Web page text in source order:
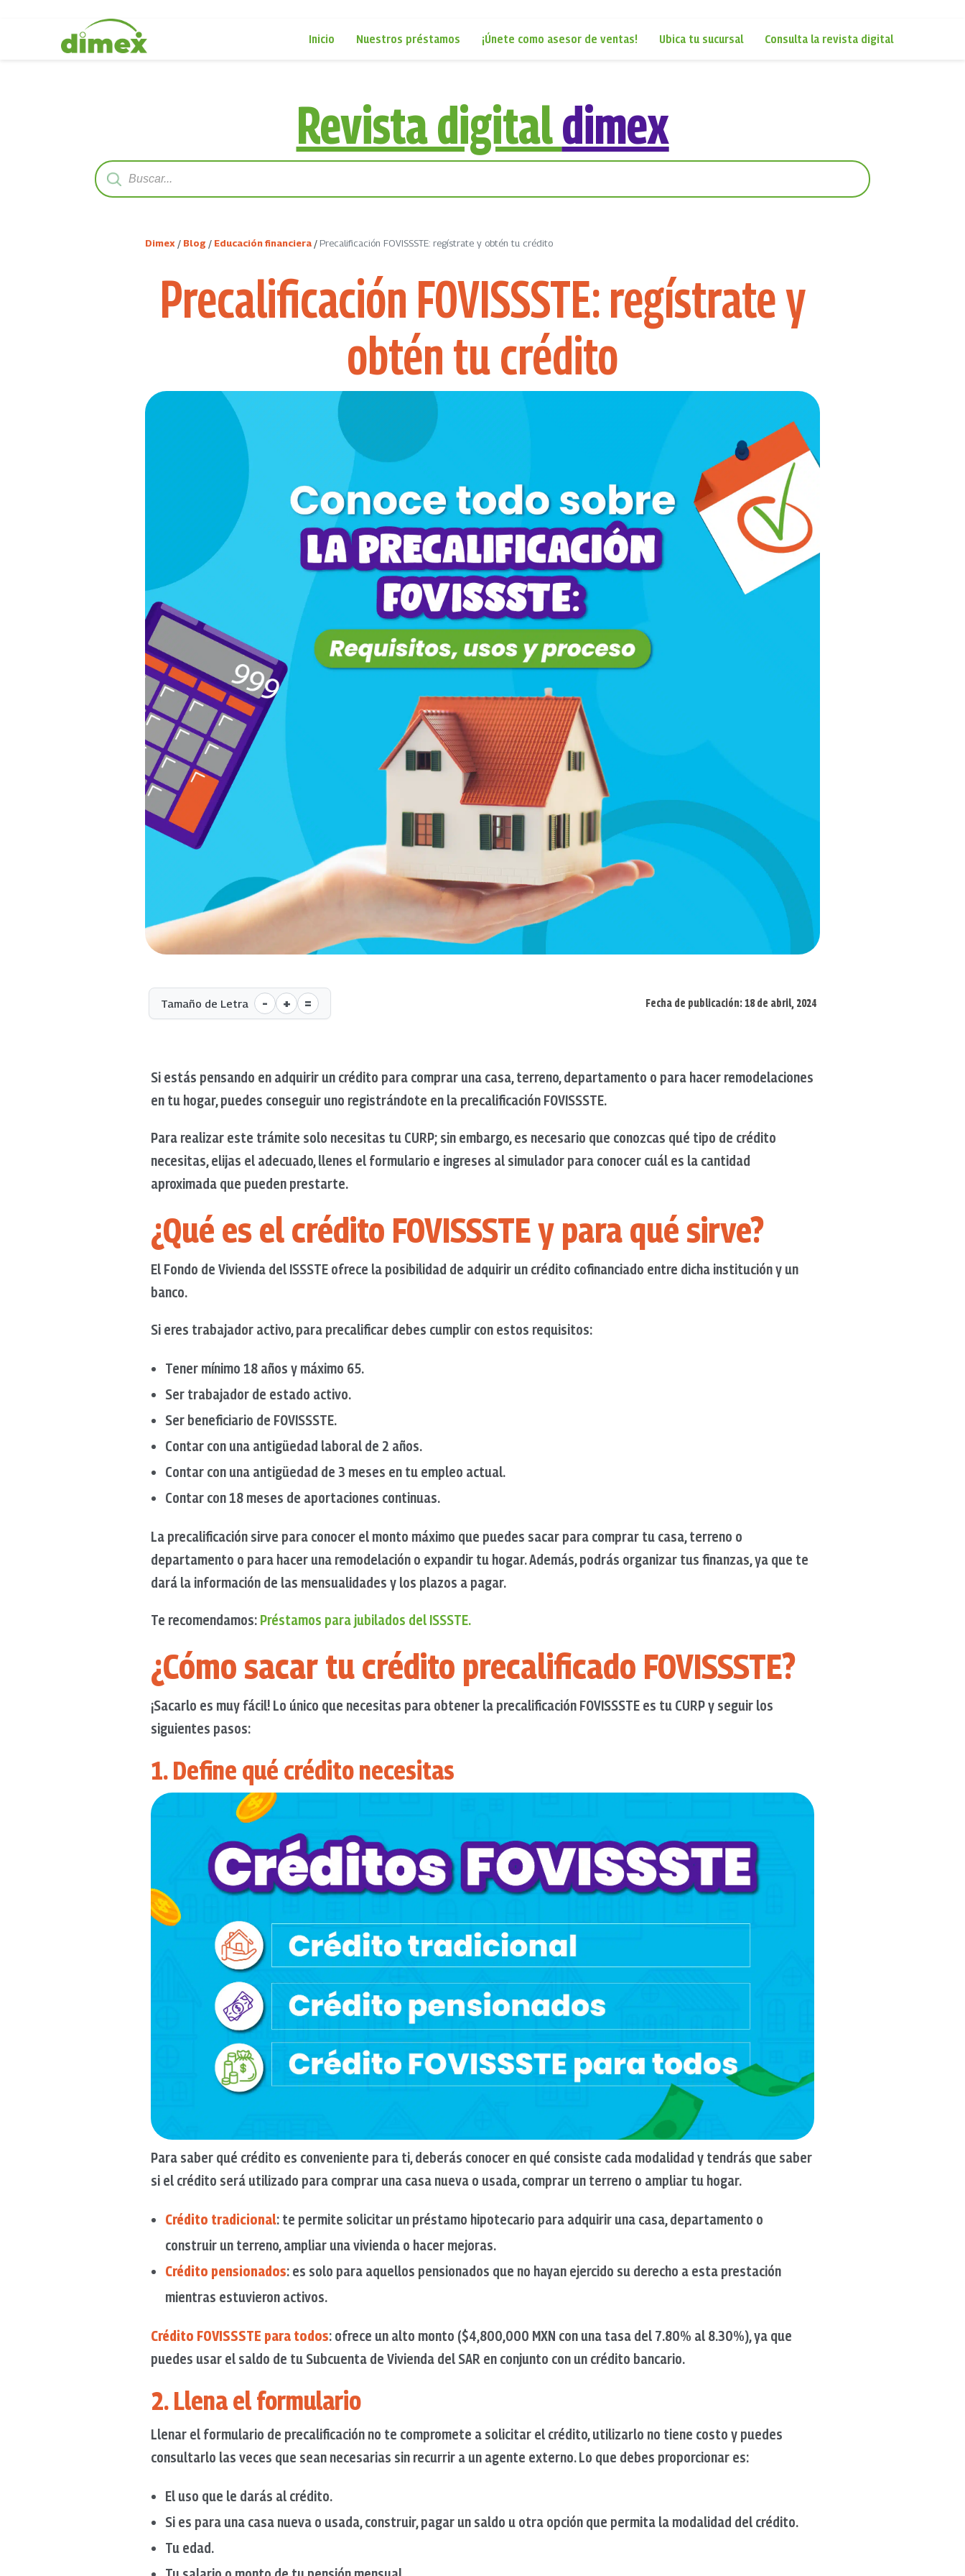
Inicio Nuestros préstamos ¡Únete como asesor de ventas! Ubica tu sucursal Consulta la revista digital
Revista digitaldimex
Dimex / Blog / Educación financiera / Precalificación FOVISSSTE: regístrate y obtén tu crédito
Precalificación FOVISSSTE: regístrate y
obtén tu crédito
Tamaño de Letra - + = Fecha de publicación: 18 de abril, 2024
Si estás pensando en adquirir un crédito para comprar una casa, terreno, departamento o para hacer remodelaciones
en tu hogar, puedes conseguir uno registrándote en la precalificación FOVISSSTE.
Para realizar este trámite solo necesitas tu CURP; sin embargo, es necesario que conozcas qué tipo de crédito
necesitas, elijas el adecuado, llenes el formulario e ingreses al simulador para conocer cuál es la cantidad
aproximada que pueden prestarte.
¿Qué es el crédito FOVISSSTE y para qué sirve?
El Fondo de Vivienda del ISSSTE ofrece la posibilidad de adquirir un crédito cofinanciado entre dicha institución y un
banco.
Si eres trabajador activo, para precalificar debes cumplir con estos requisitos:
Tener mínimo 18 años y máximo 65.
Ser trabajador de estado activo.
Ser beneficiario de FOVISSSTE.
Contar con una antigüedad laboral de 2 años.
Contar con una antigüedad de 3 meses en tu empleo actual.
Contar con 18 meses de aportaciones continuas.
La precalificación sirve para conocer el monto máximo que puedes sacar para comprar tu casa, terreno o
departamento o para hacer una remodelación o expandir tu hogar. Además, podrás organizar tus finanzas, ya que te
dará la información de las mensualidades y los plazos a pagar.
Te recomendamos: Préstamos para jubilados del ISSSTE.
¿Cómo sacar tu crédito precalificado FOVISSSTE?
¡Sacarlo es muy fácil! Lo único que necesitas para obtener la precalificación FOVISSSTE es tu CURP y seguir los
siguientes pasos:
1. Define qué crédito necesitas
Para saber qué crédito es conveniente para ti, deberás conocer en qué consiste cada modalidad y tendrás que saber
si el crédito será utilizado para comprar una casa nueva o usada, comprar un terreno o ampliar tu hogar.
Crédito tradicional: te permite solicitar un préstamo hipotecario para adquirir una casa, departamento o
construir un terreno, ampliar una vivienda o hacer mejoras.
Crédito pensionados: es solo para aquellos pensionados que no hayan ejercido su derecho a esta prestación
mientras estuvieron activos.
Crédito FOVISSSTE para todos: ofrece un alto monto ($4,800,000 MXN con una tasa del 7.80% al 8.30%), ya que
puedes usar el saldo de tu Subcuenta de Vivienda del SAR en conjunto con un crédito bancario.
2. Llena el formulario
Llenar el formulario de precalificación no te compromete a solicitar el crédito, utilizarlo no tiene costo y puedes
consultarlo las veces que sean necesarias sin recurrir a un agente externo. Lo que debes proporcionar es:
El uso que le darás al crédito.
Si es para una casa nueva o usada, construir, pagar un saldo u otra opción que permita la modalidad del crédito.
Tu edad.